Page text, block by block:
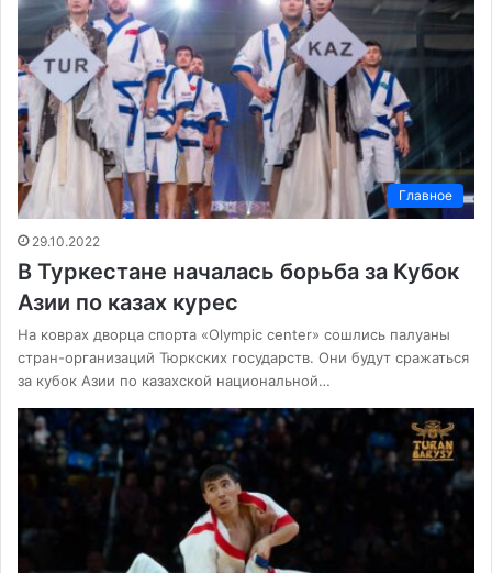
Главное
29.10.2022
В Туркестане началась борьба за Кубок
Азии по казах курес
На коврах дворца спорта «Olympic center» сошлись палуаны
стран-организаций Тюркских государств. Они будут сражаться
за кубок Азии по казахской национальной…